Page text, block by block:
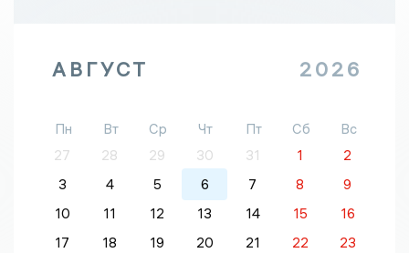
АВГУСТ 2026
Пн Вт Ср Чт Пт Сб
Вс
27
28 29 30 31 1
2
3
4 5 6 7 8
9
10
11 12 13 14 15
16
17
18 19 20 21 22
23